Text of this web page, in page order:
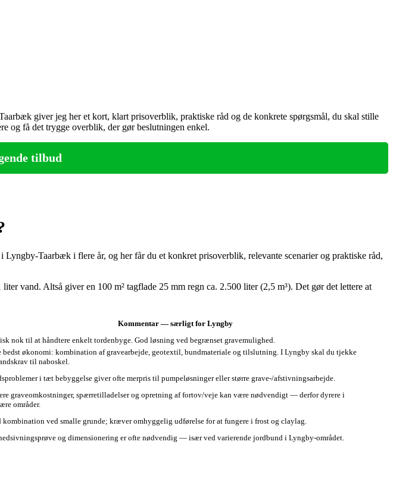
giver jeg her et kort, klart prisoverblik, praktiske råd og de konkrete spørgsmål, du skal stille
og få det trygge overblik, der gør beslutningen enkel.
tilbud
i flere år, og her får du et konkret prisoverblik, relevante scenarier og praktiske råd,
vand. Altså giver en 100 m² tagflade 25 mm regn ca. 2.500 liter (2,5 m³). Det gør det lettere at
Kommentar — særligt for Lyngby
nok til at håndtere enkelt tordenbyge. God løsning ved begrænset gravemulighed.
bedst økonomi: kombination af gravearbejde, geotextil, bundmateriale og tilslutning. I Lyngby skal du tjekke
til naboskel.
i tæt bebyggelse giver ofte merpris til pumpeløsninger eller større grave‑/afstivningsarbejde.
graveomkostninger, spærretilladelser og opretning af fortov/veje kan være nødvendigt — derfor dyrere i
områder.
kombination ved smalle grunde; kræver omhyggelig udførelse for at fungere i frost og claylag.
og dimensionering er ofte nødvendig — især ved varierende jordbund i Lyngby‑området.